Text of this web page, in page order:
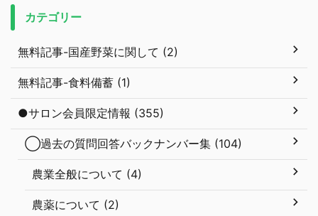
カテゴリー
無料記事-国産野菜に関して (2)
無料記事-食料備蓄 (1)
●サロン会員限定情報 (355)
◯過去の質問回答バックナンバー集 (104)
農業全般について (4)
農薬について (2)